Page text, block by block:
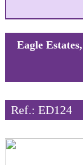
Eagle
Ref.: ED124